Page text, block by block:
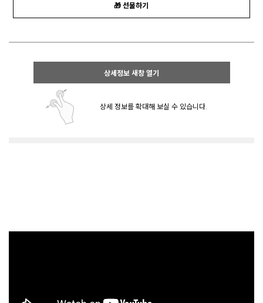
🎁 선물하기
상세정보 새창 열기
상세 정보를 확대해 보실 수 있습니다.